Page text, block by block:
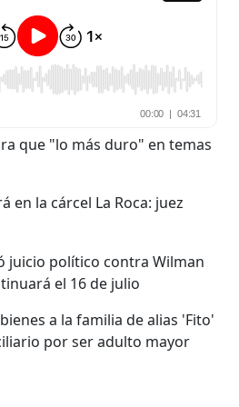
que "lo más duro" en temas
en la cárcel La Roca: juez
juicio político contra Wilman
el 16 de julio
a la familia de alias 'Fito'
por ser adulto mayor